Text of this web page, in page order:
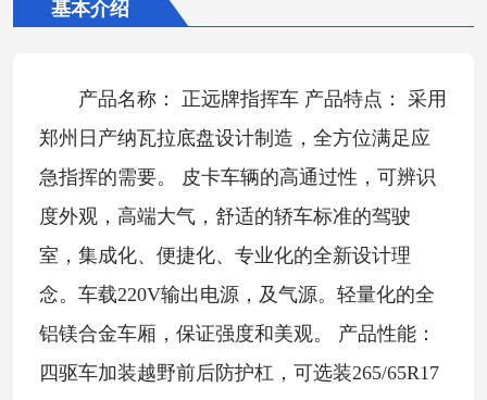
基本介绍
产品名称： 正远牌指挥车 产品特点： 采用
郑州日产纳瓦拉底盘设计制造，全方位满足应
急指挥的需要。 皮卡车辆的高通过性，可辨识
度外观，高端大气，舒适的轿车标准的驾驶
室，集成化、便捷化、专业化的全新设计理
念。车载220V输出电源，及气源。轻量化的全
铝镁合金车厢，保证强度和美观。 产品性能：
四驱车加装越野前后防护杠，可选装265/65R17